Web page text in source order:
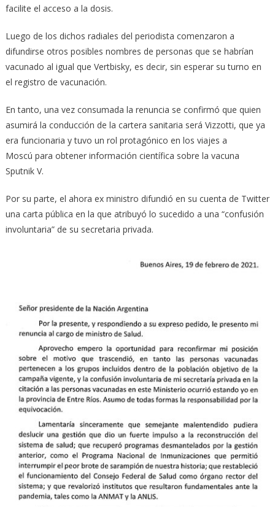
facilite el acceso a la dosis.
Luego de los dichos radiales del periodista comenzaron a
difundirse otros posibles nombres de personas que se habrían
vacunado al igual que Vertbisky, es decir, sin esperar su turno en
el registro de vacunación.
En tanto, una vez consumada la renuncia se confirmó que quien
asumirá la conducción de la cartera sanitaria será Vizzotti, que ya
era funcionaria y tuvo un rol protagónico en los viajes a
Moscú para obtener información científica sobre la vacuna
Sputnik V.
Por su parte, el ahora ex ministro difundió en su cuenta de Twitter
una carta pública en la que atribuyó lo sucedido a una “confusión
involuntaria” de su secretaria privada.